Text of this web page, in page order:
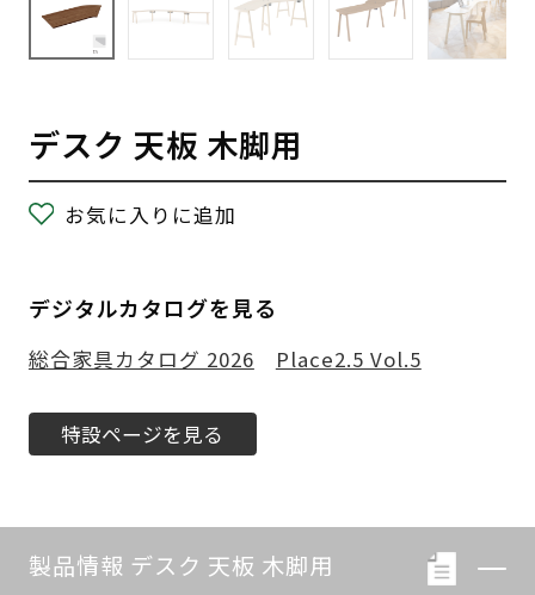
デスク 天板 木脚用
お気に入りに追加
デジタルカタログを見る
総合家具カタログ 2026 Place2.5 Vol.5
特設ページを見る
製品情報 デスク 天板 木脚用